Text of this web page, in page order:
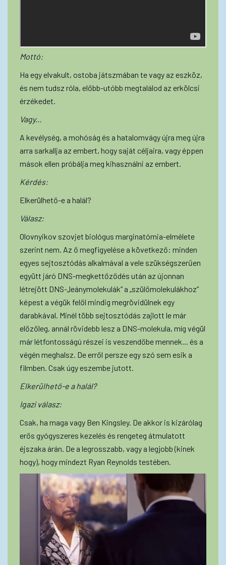
Mottó:
Ha egy elvakult, ostoba játszmában te vagy az eszköz,
és nem tudsz róla, előbb-utóbb megtalálod az erkölcsi
érzékedet.
Vagy...
A kevélység, a mohóság és a hatalomvágy újra meg újra
arra sarkallja az embert, hogy saját céljaira, vagy éppen
mások ellen próbálja meg kihasználni az embert.
Kérdés:
Elkerülhető-e a halál?
Válasz:
Olovnyikov szovjet biológus marginatómia-elmélete
szerint nem. Az ő megfigyelése a következő: minden
egyes sejtosztódás alkalmával a vele szükségszerűen
együtt járó DNS-megkettőződés után az újonnan
létrejött DNS-„leánymolekulák” a „szülőmolekulákhoz”
képest a végük felől mindig megrövidülnek egy
darabkával. Minél több sejtosztódás zajlott le már
előzőleg, annál rövidebb lesz a DNS-molekula, míg végül
már létfontosságú részei is veszendőbe mennek... és a
végén meghalsz. De erről persze egy szó sem esik a
filmben. Csak úgy eszembe jutott.
Elkerülhető-e a halál?
Igazi válasz:
Csak, ha maga vagy Ben Kingsley. De akkor is kizárólag
erős gyógyszeres kezelés és rengeteg átmulatott
éjszaka árán. De a legrosszabb, vagy a legjobb (kinek
hogy), hogy mindezt Ryan Reynolds testében.